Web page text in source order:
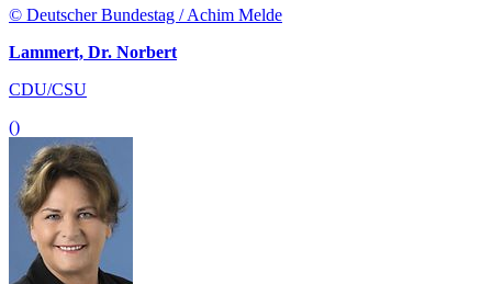
© Deutscher Bundestag / Achim Melde
Lammert, Dr. Norbert
CDU/CSU
()